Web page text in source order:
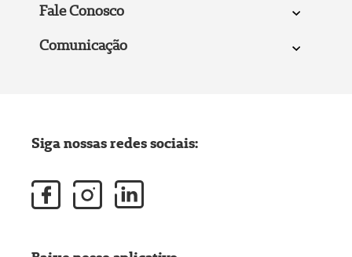
Fale Conosco
Comunicação
Siga nossas redes sociais: